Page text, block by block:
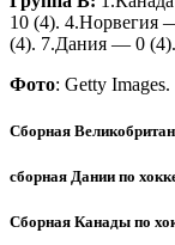
10 (4).
(4). 7.Дания — 0
Фото: Getty Images.
Сборная
сборная Дании по
Сборная Канады по